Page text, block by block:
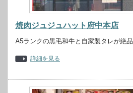
焼肉ジュジュハット府中本店
A5ランクの黒毛和牛と自家製タレが絶品
詳細を見る